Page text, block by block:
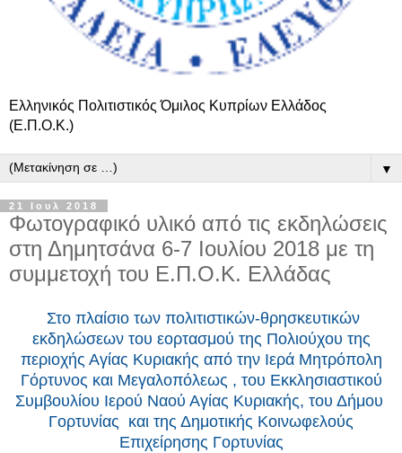
Ελληνικός Πολιτιστικός Όμιλος Κυπρίων Ελλάδος
(Ε.Π.Ο.Κ.)
▼
21 Ιουλ 2018
Φωτογραφικό υλικό από τις εκδηλώσεις
στη Δημητσάνα 6-7 Ιουλίου 2018 με τη
συμμετοχή του Ε.Π.Ο.Κ. Ελλάδας
Στο πλαίσιο των πολιτιστικών-θρησκευτικών
εκδηλώσεων του εορτασμού της Πολιούχου της
περιοχής Αγίας Κυριακής από την Ιερά Μητρόπολη
Γόρτυνος και Μεγαλοπόλεως , του Εκκλησιαστικού
Συμβουλίου Ιερού Ναού Αγίας Κυριακής, του Δήμου
Γορτυνίας και της Δημοτικής Κοινωφελούς
Επιχείρησης Γορτυνίας